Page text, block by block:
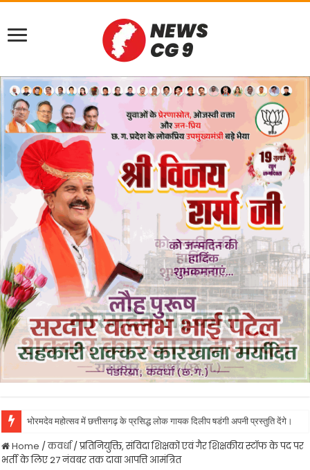
भोरमदेव महोत्सव में छत्तीसगढ़ के प्रसिद्ध लोक गायक दिलीप षडंगी अपनी प्रस्तुति देंगे।
Home /कवर्धा/प्रतिनियुक्ति, संविदा शिक्षकों एवं गैर शिक्षकीय स्टॉफ के पद पर
भर्ती के लिए 27 नंवबर तक दावा आपत्ति आमंत्रित